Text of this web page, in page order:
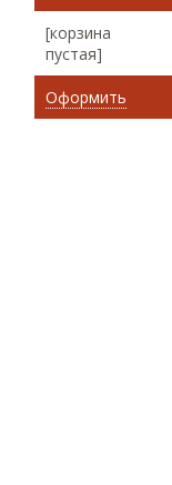
[корзина
пустая]
Оформить